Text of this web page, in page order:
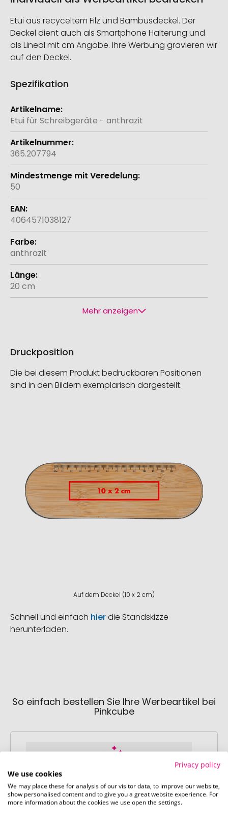
Etui aus recyceltem Filz und Bambusdeckel. Der
Deckel dient auch als Smartphone Halterung und
als Lineal mit cm Angabe. Ihre Werbung gravieren wir
auf den Deckel.
Spezifikation
Weitere
Informationen
Etui für Schreibgeräte - anthrazit
365.207794
50
4064571038127
anthrazit
20 cm
Mehr anzeigen
Druckposition
Die bei diesem Produkt bedruckbaren Positionen
sind in den Bildern exemplarisch dargestellt.
Auf dem Deckel (10 x 2 cm)
Schnell und einfach hierdie Standskizze
herunterladen.
So einfach bestellen Sie Ihre Werbeartikel bei
Pinkcube
Schritt 1:
Artikelkonfiguration
Privacy policy
We use cookies
We may place these for analysis of our visitor data, to improve our website,
show personalised content and to give you a great website experience. For
more information about the cookies we use open the settings.